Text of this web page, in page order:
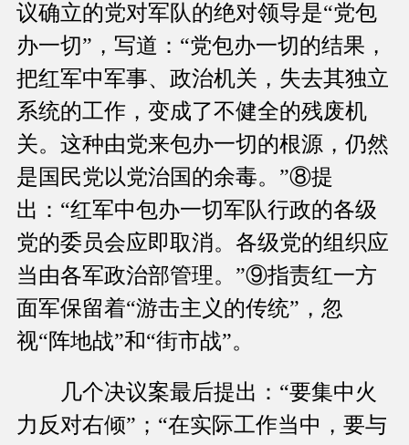
议确立的党对军队的绝对领导是“党包
办一切”，写道：“党包办一切的结果，
把红军中军事、政治机关，失去其独立
系统的工作，变成了不健全的残废机
关。这种由党来包办一切的根源，仍然
是国民党以党治国的余毒。”⑧提
出：“红军中包办一切军队行政的各级
党的委员会应即取消。各级党的组织应
当由各军政治部管理。”⑨指责红一方
面军保留着“游击主义的传统”，忽
视“阵地战”和“街市战”。
几个决议案最后提出：“要集中火
力反对右倾”；“在实际工作当中，要与